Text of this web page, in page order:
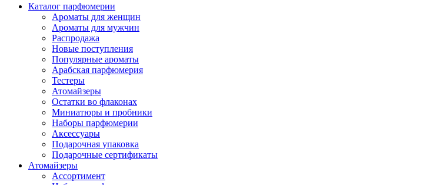
Каталог парфюмерии
Ароматы для женщин
Ароматы для мужчин
Распродажа
Новые поступления
Популярные ароматы
Арабская парфюмерия
Тестеры
Атомайзеры
Остатки во флаконах
Миниатюры и пробники
Наборы парфюмерии
Аксессуары
Подарочная упаковка
Подарочные сертификаты
Атомайзеры
Ассортимент